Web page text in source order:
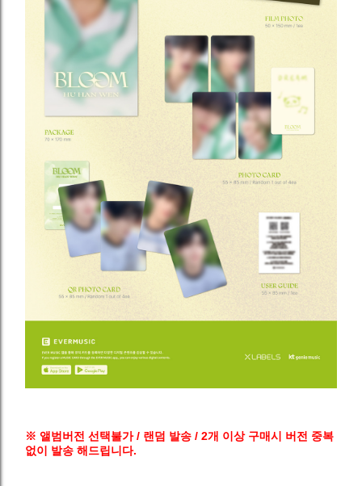
※ 앨범버전 선택불가 / 랜덤 발송 / 2개 이상 구매시 버전 중복
없이 발송 해드립니다.